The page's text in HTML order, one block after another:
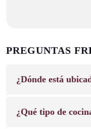
PREGUNTAS
¿Dónde está
¿Qué tipo de